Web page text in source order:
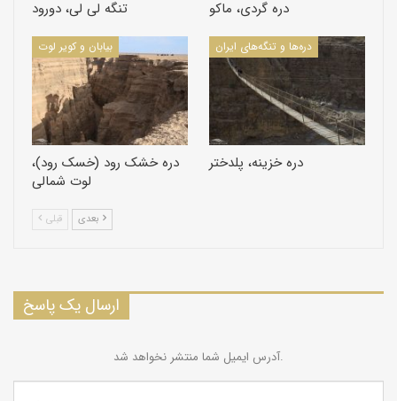
دره فرسایشی ایوانکی، استان سمنان، تصاویر از مهدی کلهر
قبلی 1
تنگه لی لی، دورود دره گردی، ماکو
بیابان و کویر لوت
دره خشک رود (خسک رود)،
لوت شمالی
دره‌ها و تنگه‌های ایران
دره خزینه، پلدختر
قبلی
ارسال یک پاسخ
آدرس ایمیل شما منتشر نخواهد شد.